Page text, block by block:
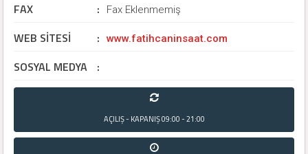
FAX : Fax Eklenmemiş
WEB SİTESİ : www.fatihcaninsaat.com
SOSYAL MEDYA :
AÇILIŞ - KAPANIŞ09:00 - 21:00